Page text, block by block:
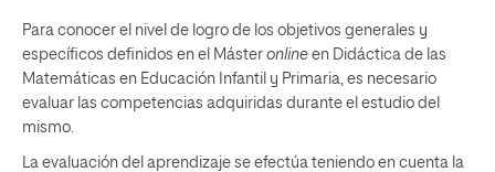
Para conocer el nivel de logro de los objetivos generales y
específicos definidos en el Máster online en Didáctica de las
Matemáticas en Educación Infantil y Primaria, es necesario
evaluar las competencias adquiridas durante el estudio del
mismo.
La evaluación del aprendizaje se efectúa teniendo en cuenta la